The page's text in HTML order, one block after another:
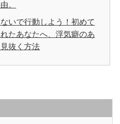
。
いで行動しよう！初めて
たあなたへ、浮気癖のあ
抜く方法